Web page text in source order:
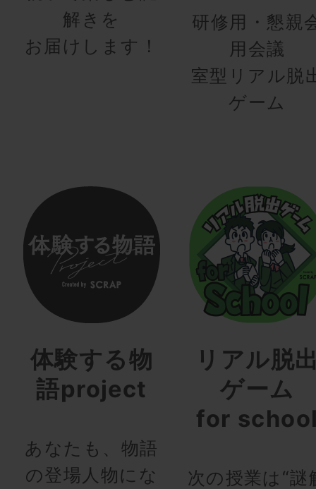
解きを
お届けします！
研修用・懇親
用会議
室型リアル脱
ゲーム
体験する物
語project
あなたも、物語
の登場人物にな
リアル脱
ゲーム
for
次の授業は“謎